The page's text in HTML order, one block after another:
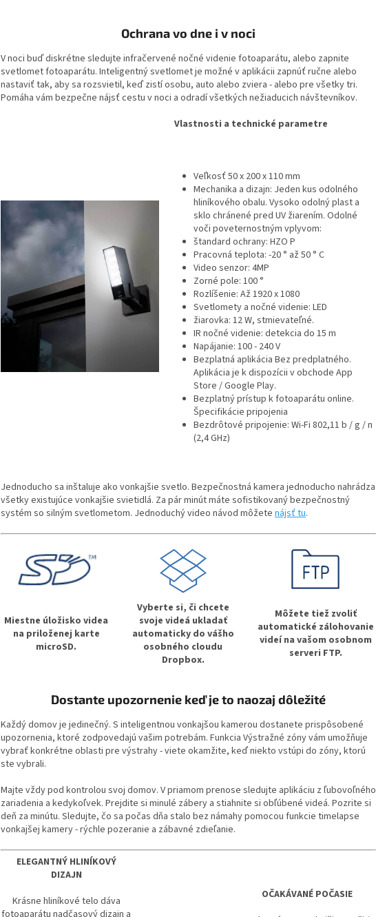
Ochrana vo dne i v noci
V noci buď diskrétne sledujte infračervené nočné videnie fotoaparátu, alebo zapnite
svetlomet fotoaparátu. Inteligentný svetlomet je možné v aplikácii zapnúť ručne alebo
nastaviť tak, aby sa rozsvietil, keď zistí osobu, auto alebo zviera - alebo pre všetky tri.
Pomáha vám bezpečne nájsť cestu v noci a odradí všetkých nežiaducich návštevníkov.
Vlastnosti a technické parametre
Veľkosť 50 x 200 x 110 mm
Mechanika a dizajn: Jeden kus odolného
hliníkového obalu. Vysoko odolný plast a
sklo chránené pred UV žiarením. Odolné
voči poveternostným vplyvom:
štandard ochrany: HZO P
Pracovná teplota: -20 ° až 50 ° C
Video senzor: 4MP
Zorné pole: 100 °
Rozlíšenie: Až 1920 x 1080
Svetlomety a nočné videnie: LED
žiarovka: 12 W, stmievateľné.
IR nočné videnie: detekcia do 15 m
Napájanie: 100 - 240 V
Bezplatná aplikácia Bez predplatného.
Aplikácia je k dispozícii v obchode App
Store / Google Play.
Bezplatný prístup k fotoaparátu online.
Špecifikácie pripojenia
Bezdrôtové pripojenie: Wi-Fi 802,11 b / g / n
(2,4 GHz)
Jednoducho sa inštaluje ako vonkajšie svetlo. Bezpečnostná kamera jednoducho nahrádza
všetky existujúce vonkajšie svietidlá. Za pár minút máte sofistikovaný bezpečnostný
systém so silným svetlometom. Jednoduchý video návod môžete nájsť tu.
Miestne úložisko videa
na priloženej karte
microSD.
Vyberte si, či chcete
svoje videá ukladať
automaticky do vášho
osobného cloudu
Dropbox.
Môžete tiež zvoliť
automatické zálohovanie
videí na vašom osobnom
serveri FTP.
Dostante upozornenie keď je to naozaj dôležité
Každý domov je jedinečný. S inteligentnou vonkajšou kamerou dostanete prispôsobené
upozornenia, ktoré zodpovedajú vašim potrebám. Funkcia Výstražné zóny vám umožňuje
vybrať konkrétne oblasti pre výstrahy - viete okamžite, keď niekto vstúpi do zóny, ktorú
ste vybrali.
Majte vždy pod kontrolou svoj domov. V priamom prenose sledujte aplikáciu z ľubovoľného
zariadenia a kedykoľvek. Prejdite si minulé zábery a stiahnite si obľúbené videá. Pozrite si
deň za minútu. Sledujte, čo sa počas dňa stalo bez námahy pomocou funkcie timelapse
vonkajšej kamery - rýchle pozeranie a zábavné zdieľanie.
ELEGANTNÝ HLINÍKOVÝ
DIZAJN
Krásne hliníkové telo dáva
OČAKÁVANÉ POČASIE